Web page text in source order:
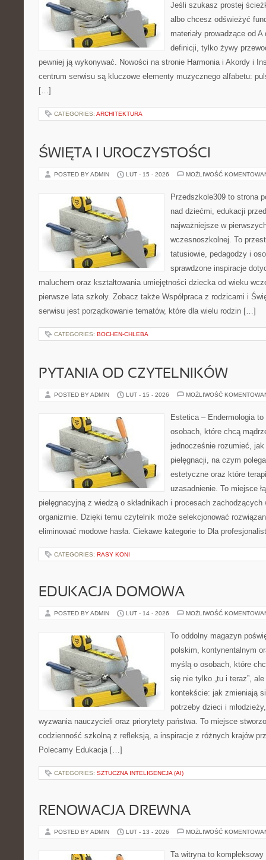
Jeśli szukasz prostej
albo chcesz odświeżyć
materiały prowadzące od
definicji, tylko żywy
pewniej ją wykonywać. Nowości na stronie Harmonia i Akordy i
centrum serwisu są kluczowe elementy muzycznego alfabetu:
[…]
CATEGORIES: ARCHITEKTURA
ŚWIĘTA I UROCZYSTOŚCI
POSTED BY ADMIN LUT - 15 - 2026 MOŻLIWOŚĆ
Przedszkole309 to strona
nad dziećmi, edukacji
najważniejsze w
wczesnoszkolnej. To
tatusiowie, pedagodzy i
sprawdzone inspiracje
maluchem oraz kształtowania umiejętności dziecka od wieku
pierwsze lata szkoły. Zobacz także Współpraca z rodzicami i
serwisu jest porządkowanie tematów, które dla wielu rodzin […]
CATEGORIES: BOCHEN-CHLEBA
PYTANIA OD CZYTELNIKÓW
POSTED BY ADMIN LUT - 15 - 2026 MOŻLIWOŚĆ
Estetica – Endermologia
osobach, które chcą
jednocześnie rozumieć, jak
pielęgnacji, na czym
estetyczne oraz które
uzasadnienie. To miejsce
pielęgnacyjną z wiedzą o składnikach i procesach
organizmie. Dzięki temu czytelnik może selekcjonować
eliminować modowe hasła. Ciekawe kategorie to Dla
CATEGORIES: RASY KONI
EDUKACJA DOMOWA
POSTED BY ADMIN LUT - 14 - 2026 MOŻLIWOŚĆ
To oddolny magazyn
polskim, kontynentalnym
myślą o osobach, które
się nie tylko „tu i teraz”,
kontekście: jak zmieniają
potrzeby dzieci i
wyzwania nauczycieli oraz priorytety państwa. To miejsce
codzienność szkolną z refleksją, a inspiracje z różnych krajów
Polecamy Edukacja […]
CATEGORIES: SZTUCZNA INTELIGENCJA (AI)
RENOWACJA DREWNA
POSTED BY ADMIN LUT - 13 - 2026 MOŻLIWOŚĆ
Ta witryna to